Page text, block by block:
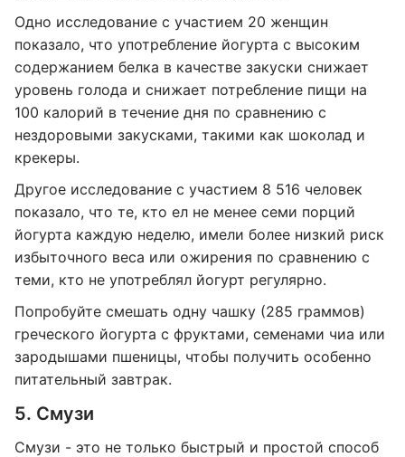
Одно исследование с участием 20 женщин
показало, что употребление йогурта с высоким
содержанием белка в качестве закуски снижает
уровень голода и снижает потребление пищи на
100 калорий в течение дня по сравнению с
нездоровыми закусками, такими как шоколад и
крекеры.
Другое исследование с участием 8 516 человек
показало, что те, кто ел не менее семи порций
йогурта каждую неделю, имели более низкий риск
избыточного веса или ожирения по сравнению с
теми, кто не употреблял йогурт регулярно.
Попробуйте смешать одну чашку (285 граммов)
греческого йогурта с фруктами, семенами чиа или
зародышами пшеницы, чтобы получить особенно
питательный завтрак.
5. Смузи
Смузи - это не только быстрый и простой способ